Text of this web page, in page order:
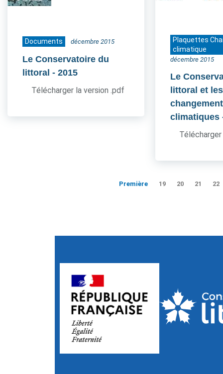
Documents décembre 2015
Le Conservatoire du
littoral - 2015
Télécharger la version .pdf
Plaquettes
climatique
décembre 2015
Le
littoral et les
climatiques
Première 19 20 21 22